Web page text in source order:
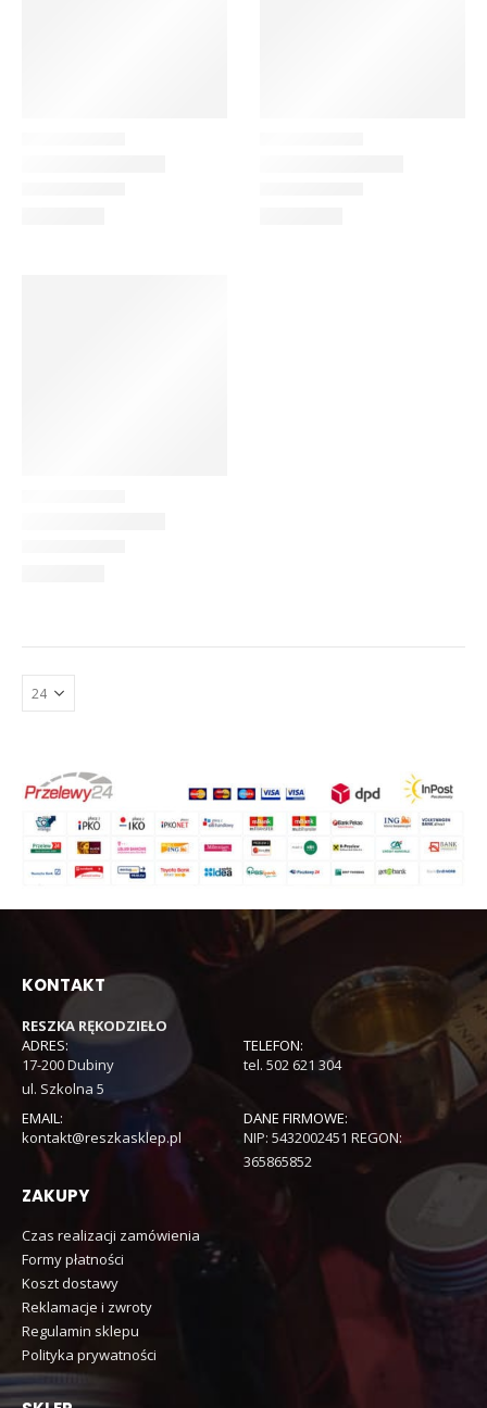
KONTAKT
RESZKA RĘKODZIEŁO
ADRES:
17-200 Dubiny
ul. Szkolna 5
TELEFON:
tel. 502 621 304
EMAIL:
kontakt@reszkasklep.pl
DANE FIRMOWE:
NIP: 5432002451 REGON:
365865852
ZAKUPY
Czas realizacji zamówienia
Formy płatności
Koszt dostawy
Reklamacje i zwroty
Regulamin sklepu
Polityka prywatności